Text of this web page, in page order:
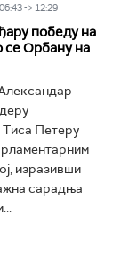
-> 12:29
победу на
се Орбану на
Петeру
изразивши
сарадња